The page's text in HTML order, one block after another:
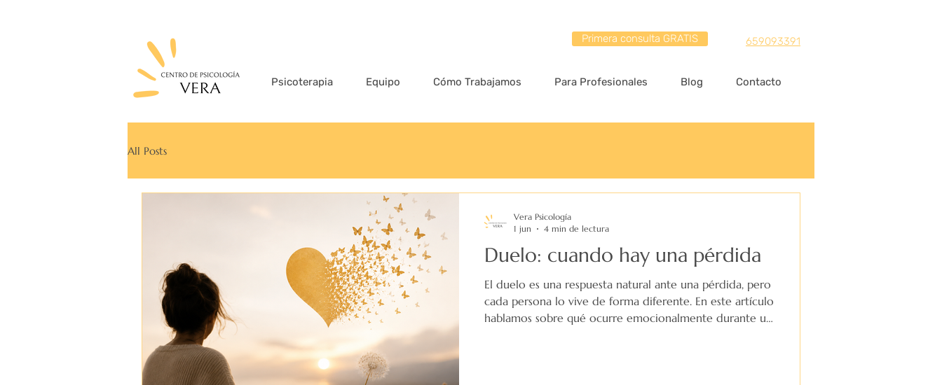
Primera consulta GRATIS 659093391
Psicoterapia Equipo Cómo Trabajamos Para Profesionales Blog Contacto
All Posts
Duelo: cuando hay una pérdida
El duelo es una respuesta natural ante una pérdida, pero
cada persona lo vive de forma diferente. En este artículo
hablamos sobre qué ocurre emocionalmente durante un
Vera Psicología
1 jun
4 min de lectura